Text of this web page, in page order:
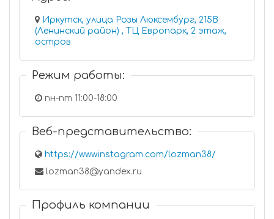
Иркутск, улица Розы Люксембург, 215В
(Ленинский район) , ТЦ Европарк, 2 этаж,
остров
Режим работы:
пн-пт 11:00-18:00
Веб-представительство:
https://www.instagram.com/lozman38/
lozman38@yandex.ru
Профиль компании